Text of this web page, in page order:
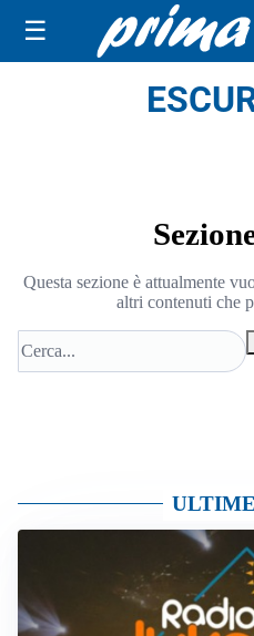
☰
Questa sezione è attualmente
altri contenuti che